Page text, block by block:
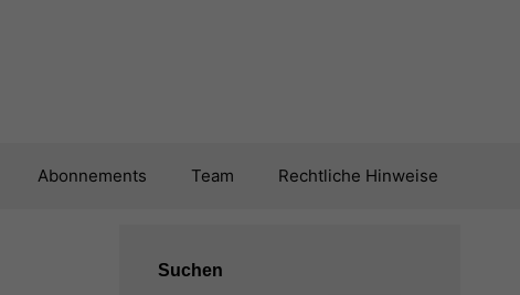
Abonnements Team Rechtliche Hinweise
Suchen